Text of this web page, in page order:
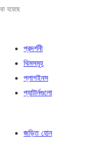
হয়েছে
প্রদর্শনী
থিমসমূহ
প্লাগইনস
প্যাটার্নগুলো
জড়িত হোন